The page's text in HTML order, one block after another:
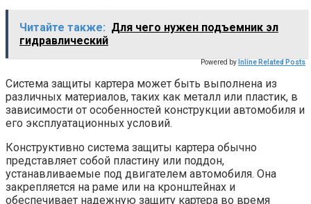
Читайте также: Для чего нужен подъемник эл
гидравлический
Powered by Inline Related Posts
Система защиты картера может быть выполнена из
различных материалов, таких как металл или пластик, в
зависимости от особенностей конструкции автомобиля и
его эксплуатационных условий.
Конструктивно система защиты картера обычно
представляет собой пластину или поддон,
устанавливаемые под двигателем автомобиля. Она
закрепляется на раме или на кронштейнах и
обеспечивает надежную защиту картера во время